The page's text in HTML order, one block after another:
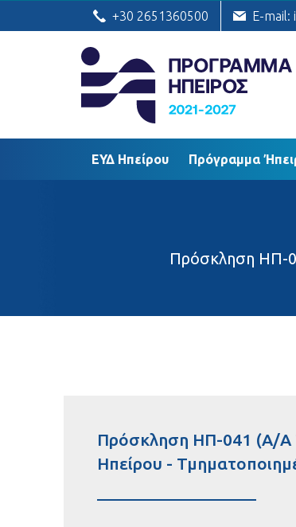
ΕΥΔ Ηπείρου
+30 2651360500 E-mail:
ΕΥΔ Ηπείρου Πρόγραμμα
Πρόσκληση ΗΠ-
Πρόσκληση ΗΠ-041 (Α/Α
Ηπείρου -